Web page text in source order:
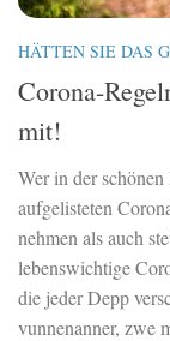
HÄTTEN SIE DAS
Corona-
mit!
Wer in der
aufgelisteten
nehmen als auch
lebenswichtige
die jeder Depp
vunnenanner, zwe